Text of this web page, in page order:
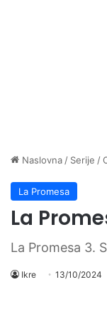
Naslovna / Serije /
La Promesa
La
La Promesa 3.
Ikre 13/10/2024